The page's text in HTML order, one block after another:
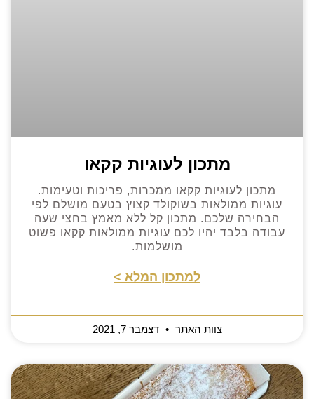
מתכון לעוגיות קקאו
מתכון לעוגיות קקאו ממכרות, פריכות וטעימות.
עוגיות ממולאות בשוקולד קצוץ בטעם מושלם לפי
הבחירה שלכם. מתכון קל ללא מאמץ בחצי שעה
עבודה בלבד יהיו לכם עוגיות ממולאות קקאו פשוט
מושלמות.
למתכון המלא >
צוות האתר דצמבר 7, 2021